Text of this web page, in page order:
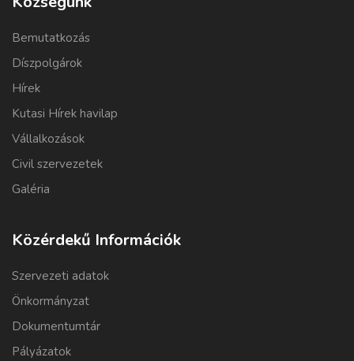
Bemutatkozás
Díszpolgárok
Hírek
Kutasi Hírek havilap
Vállalkozások
Civil szervezetek
Galéria
Közérdekű Információk
Szervezeti adatok
Önkormányzat
Dokumentumtár
Pályázatok